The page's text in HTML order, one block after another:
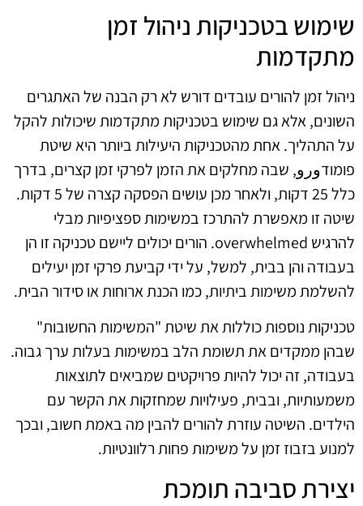
שימוש בטכניקות ניהול זמן
מתקדמות
ניהול זמן להורים עובדים דורש לא רק הבנה של האתגרים
השונים, אלא גם שימוש בטכניקות מתקדמות שיכולות להקל
על התהליך. אחת מהטכניקות היעילות ביותר היא שיטת
פומודورو, שבה מחלקים את הזמן לפרקי זמן קצרים, בדרך
כלל 25 דקות, ולאחר מכן עושים הפסקה קצרה של 5 דקות.
שיטה זו מאפשרת להתרכז במשימות ספציפיות מבלי
להרגיש overwhelmed. הורים יכולים ליישם טכניקה זו הן
בעבודה והן בבית, למשל, על ידי קביעת פרקי זמן יעילים
להשלמת משימות ביתיות, כמו הכנת ארוחות או סידור הבית.
טכניקות נוספות כוללות את שיטת "המשימות החשובות"
שבהן ממקדים את תשומת הלב במשימות בעלות ערך גבוה.
בעבודה, זה יכול להיות פרויקטים שמביאים לתוצאות
משמעותיות, ובבית, פעילויות שמחזקות את הקשר עם
הילדים. השיטה עוזרת להורים להבין מה באמת חשוב, ובכך
למנוע בזבוז זמן על משימות פחות רלוונטיות.
יצירת סביבה תומכת